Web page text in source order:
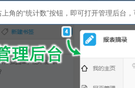
角的“统计数”按钮，即可打开管理后台